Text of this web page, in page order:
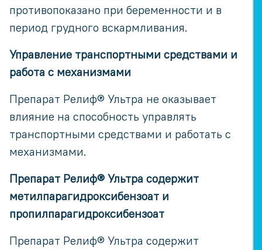
противопоказано при беременности и в
период грудного вскармливания.
Управление транспортными средствами и
работа с механизмами
Препарат Релиф® Ультра не оказывает
влияние на способность управлять
транспортными средствами и работать с
механизмами.
Препарат Релиф® Ультра содержит
метилпарагидроксибензоат и
пропилпарагидроксибензоат
Препарат Релиф® Ультра содержит